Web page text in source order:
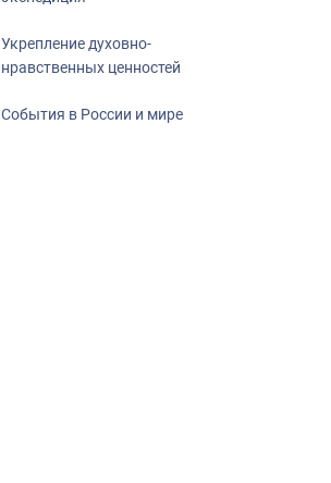
Укрепление духовно-
нравственных ценностей
События в России и мире